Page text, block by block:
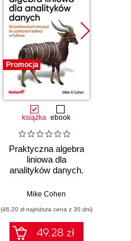
Promocja
książka ebook
Praktyczna algebra
liniowa dla
analityków danych.
koncepcji do
aplikacji w
Pythonie
Mike Cohen
(46,20 zł najniższa cena z 30 dni)
49.28 zł